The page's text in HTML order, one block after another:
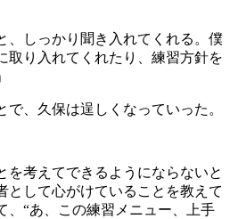
、しっかり聞き入れてくれる。僕
取り入れてくれたり、練習方針を
、久保は逞しくなっていった。
考えてできるようにならないと
として心がけていることを教えて
、“あ、この練習メニュー、上手